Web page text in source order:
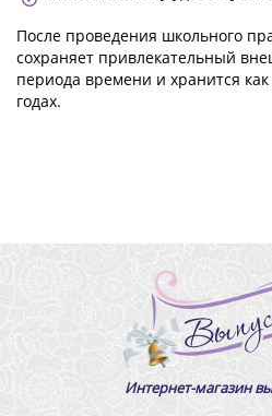
После проведения школьного
сохраняет привлекательный
периода времени и хранится
годах.
Интернет-магазин